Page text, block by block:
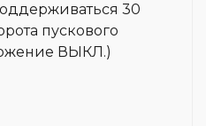
30
пускового
ВЫКЛ.)